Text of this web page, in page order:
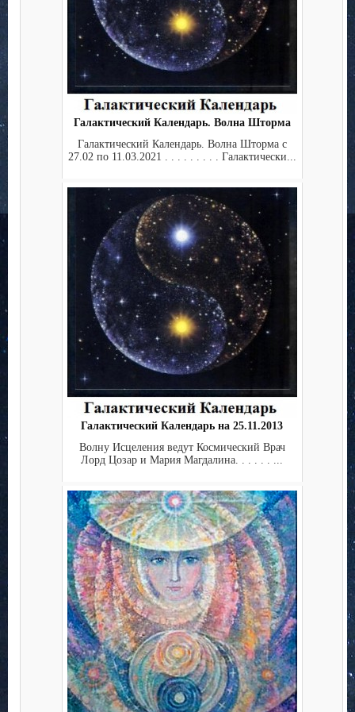
Галактический Календарь. Волна Шторма
Галактический Календарь. Волна Шторма с
27.02 по 11.03.2021 . . . . . . . . . Галактически...
Галактический Календарь на 25.11.2013
Волну Исцеления ведут Космический Врач
Лорд Цозар и Мария Магдалина. . . . . . ...